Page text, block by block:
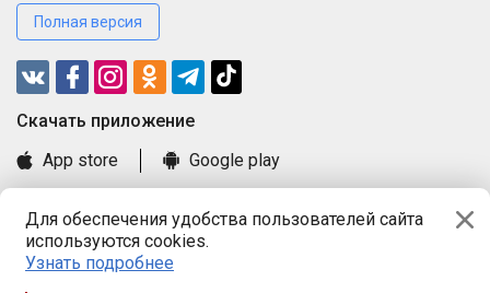
Для обеспечения удобства пользователей сайта
используются cookies.
Узнать подробнее
Полная версия
Cкачать приложение
App store
Google play
Книга замечаний и предложений
Правила и документы